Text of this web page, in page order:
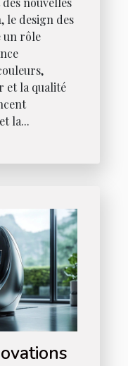
le design des
un rôle
et la qualité
la...